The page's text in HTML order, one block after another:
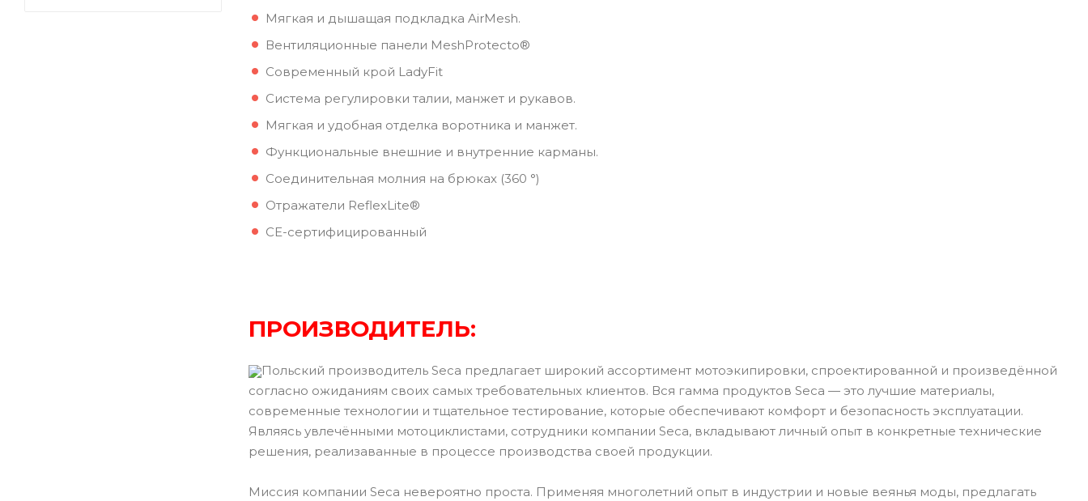
Мягкая и дышащая подкладка AirMesh.
Вентиляционные панели MeshProtecto®
Современный крой LadyFit
Система регулировки талии, манжет и рукавов.
Мягкая и удобная отделка воротника и манжет.
Функциональные внешние и внутренние карманы.
Соединительная молния на брюках (360 °)
Отражатели ReflexLite®
CE-сертифицированный
ПРОИЗВОДИТЕЛЬ:
Польский производитель Seca предлагает широкий ассортимент мотоэкипировки, спроектированной и произведённой
согласно ожиданиям своих самых требовательных клиентов. Вся гамма продуктов Seca — это лучшие материалы,
современные технологии и тщательное тестирование, которые обеспечивают комфорт и безопасность эксплуатации.
Являясь увлечёнными мотоциклистами, сотрудники компании Seca, вкладывают личный опыт в конкретные технические
решения, реализаванные в процессе производства своей продукции.
Миссия компании Seca невероятно проста. Применяя многолетний опыт в индустрии и новые веянья моды, предлагать